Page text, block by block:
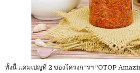
ทั้งนี้ แคมเปญที่ 2 ของโครงการฯ “OTOP